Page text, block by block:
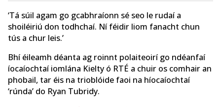
‘Tá súil agam go gcabhraíonn sé seo le rudaí a
shoiléiriú don todhchaí. Ní féidir liom fanacht chun
tús a chur leis.’
Bhí éileamh déanta ag roinnt polaiteoirí go ndéanfaí
íocaíochtaí iomlána Kielty ó RTÉ a chuir os comhair an
phobail, tar éis na trioblóide faoi na híocaíochtaí
‘rúnda’ do Ryan Tubridy.